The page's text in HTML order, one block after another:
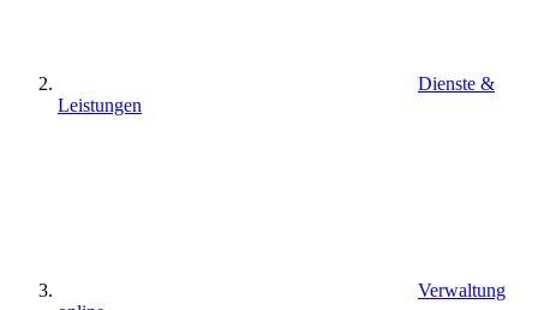
Dienste &
Leistungen
Verwaltung